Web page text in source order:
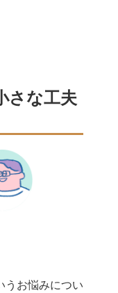
さな工夫
うお悩みについ